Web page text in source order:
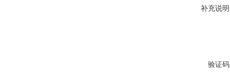
补充说
验证